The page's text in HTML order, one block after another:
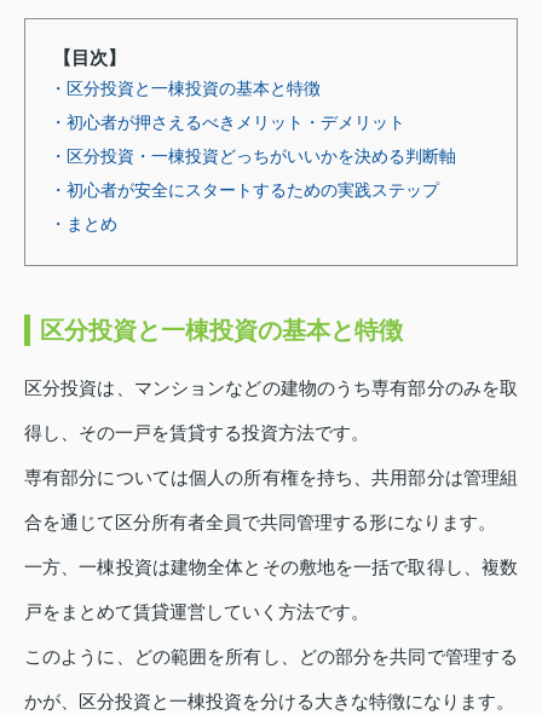
【目次】
・区分投資と一棟投資の基本と特徴
・初心者が押さえるべきメリット・デメリット
・区分投資・一棟投資どっちがいいかを決める判断軸
・初心者が安全にスタートするための実践ステップ
・まとめ
区分投資と一棟投資の基本と特徴
区分投資は、マンションなどの建物のうち専有部分のみを取
得し、その一戸を賃貸する投資方法です。
専有部分については個人の所有権を持ち、共用部分は管理組
合を通じて区分所有者全員で共同管理する形になります。
一方、一棟投資は建物全体とその敷地を一括で取得し、複数
戸をまとめて賃貸運営していく方法です。
このように、どの範囲を所有し、どの部分を共同で管理する
かが、区分投資と一棟投資を分ける大きな特徴になります。